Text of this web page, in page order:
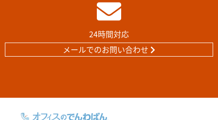
24時間対応
メールでのお問い合わせ